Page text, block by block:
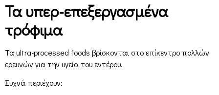
Τα υπερ-επεξεργασμένα
τρόφιμα
Τα ultra-processed foods βρίσκονται στο επίκεντρο πολλών
ερευνών για την υγεία του εντέρου.
Συχνά περιέχουν: